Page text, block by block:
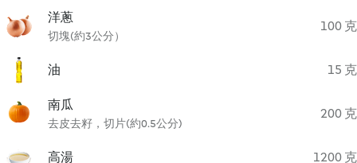
洋蔥
切塊(約3公分）
100 克
油 15 克
南瓜
去皮去籽，切片(約0.5公分)
200 克
高湯 1200 克